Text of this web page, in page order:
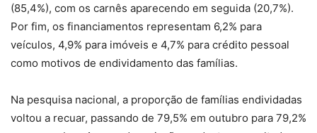
(85,4%), com os carnês aparecendo em seguida (20,7%).
Por fim, os financiamentos representam 6,2% para
veículos, 4,9% para imóveis e 4,7% para crédito pessoal
como motivos de endividamento das famílias.
Na pesquisa nacional, a proporção de famílias endividadas
voltou a recuar, passando de 79,5% em outubro para 79,2%